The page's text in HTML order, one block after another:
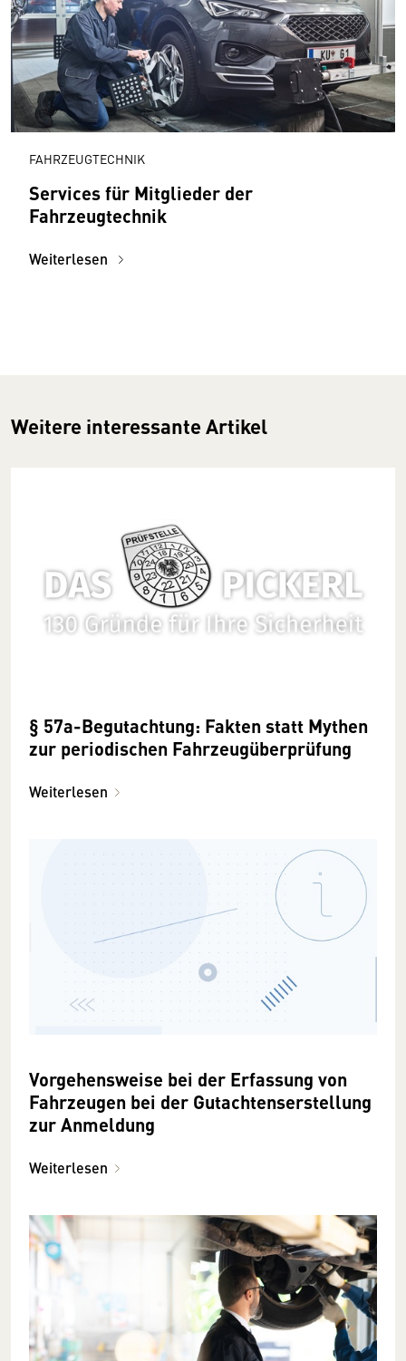
FAHRZEUGTECHNIK
Services für Mitglieder der
Fahrzeugtechnik
Weiterlesen
Weitere interessante Artikel
§ 57a-Begutachtung: Fakten statt Mythen
zur periodischen Fahrzeugüberprüfung
Weiterlesen
Vorgehensweise bei der Erfassung von
Fahrzeugen bei der Gutachtenserstellung
zur Anmeldung
Weiterlesen